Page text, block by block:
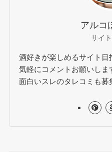
アルコ
サイ
酒好きが楽しめるサイト
気軽にコメントお願いしま
面白いスレのタレコミも募